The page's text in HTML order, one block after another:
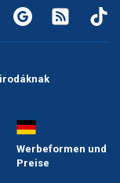
Werbeformen und
Preise